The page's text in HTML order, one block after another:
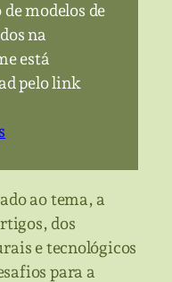
modelos de
na
está
pelo link
ao tema, a
dos
e tecnológicos
para a